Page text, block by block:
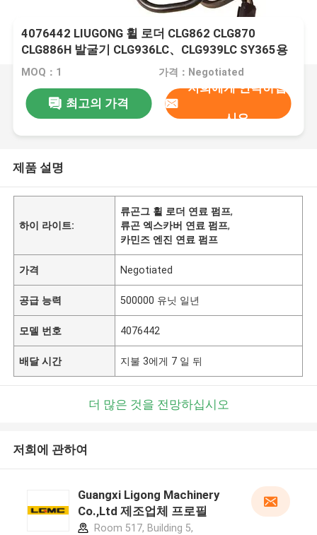
4076442 LIUGONG 휠 로더 CLG862 CLG870
CLG886H 발굴기 CLG936LC、CLG939LC SY365용
연료 펌프
MOQ：1 가격：Negotiated
최고의 가격
저희에게 연락하십
시오
제품 설명
하이 라이트:
류곤그 휠 로더 연료 펌프,
류곤 엑스카버 연료 펌프,
카민즈 엔진 연료 펌프
가격 Negotiated
공급 능력 500000 유닛 일년
모델 번호 4076442
배달 시간 지불 3에게 7 일 뒤
더 많은 것을 전망하십시오
저희에 관하여
Guangxi Ligong Machinery
Co.,Ltd 제조업체 프로필
Room 517, Building 5,